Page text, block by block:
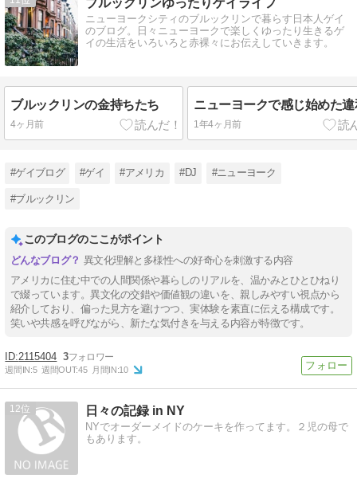
ニューヨークシティのブルックリンで暮らす日本人ゲイ
のブログ。日々ニューヨークで楽しくゆったり生きるゲ
イの生活をいろいろと赤裸々にお伝えしていきます。
ブルックリンの金持ちたち
4ヶ月前
ニューヨークで感じ始めた
1年4ヶ月前
#ゲイブログ #ゲイ #アメリカ #DJ #ニューヨーク
#ブルックリン
このブログのここがポイント
異文化理解と多様性への好奇心を刺激する内容
アメリカに住む中での人間関係や暮らしのリアルを、温かみとひとひねり
で綴っています。異文化の交錯や価値観の違いを、親しみやすい視点から
紹介しており、偏った見方を避けつつ、実体験を素直に伝える構成です。
笑いや共感を呼びながら、新たな気付きを与える内容が特徴です。
2115404 3
週間IN:5 週間OUT:45 月間IN:10
12 日々の記録 in NY
NYでオーダーメイドのケーキを作ってます。２児の母で
もあります。